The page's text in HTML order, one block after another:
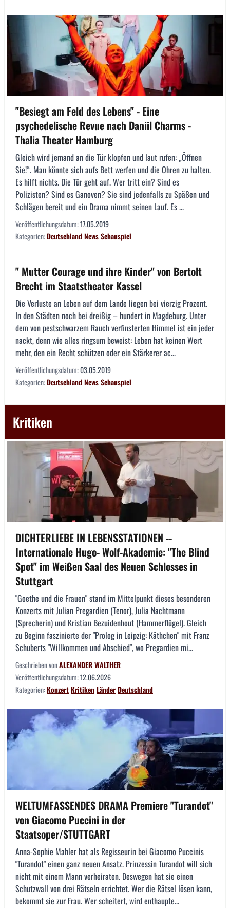
"Besiegt am Feld des Lebens" - Eine
psychedelische Revue nach Daniil Charms -
Thalia Theater Hamburg
Gleich wird jemand an die Tür klopfen und laut rufen: „Öffnen
Sie!“. Man könnte sich aufs Bett werfen und die Ohren zu halten.
Es hilft nichts. Die Tür geht auf. Wer tritt ein? Sind es
Polizisten? Sind es Ganoven? Sie sind jedenfalls zu Späßen und
Schlägen bereit und ein Drama nimmt seinen Lauf. Es ...
Veröffentlichungsdatum:17.05.2019
Kategorien:DeutschlandNewsSchauspiel
" Mutter Courage und ihre Kinder" von Bertolt
Brecht im Staatstheater Kassel
Die Verluste an Leben auf dem Lande liegen bei vierzig Prozent.
In den Städten noch bei dreißig – hundert in Magdeburg. Unter
dem von pestschwarzem Rauch verfinsterten Himmel ist ein jeder
nackt, denn wie alles ringsum beweist: Leben hat keinen Wert
mehr, den ein Recht schützen oder ein Stärkerer ac...
Veröffentlichungsdatum:03.05.2019
Kategorien:DeutschlandNewsSchauspiel
Kritiken
DICHTERLIEBE IN LEBENSSTATIONEN --
Internationale Hugo- Wolf-Akademie: "The Blind
Spot" im Weißen Saal des Neuen Schlosses in
Stuttgart
"Goethe und die Frauen" stand im Mittelpunkt dieses besonderen
Konzerts mit Julian Pregardien (Tenor), Julia Nachtmann
(Sprecherin) und Kristian Bezuidenhout (Hammerflügel). Gleich
zu Beginn faszinierte der "Prolog in Leipzig: Käthchen" mit Franz
Schuberts "Willkommen und Abschied", wo Pregardien mi...
Geschrieben vonALEXANDER WALTHER
Veröffentlichungsdatum:12.06.2026
Kategorien:KonzertKritikenLänderDeutschland
WELTUMFASSENDES DRAMA Premiere "Turandot"
von Giacomo Puccini in der
Staatsoper/STUTTGART
Anna-Sophie Mahler hat als Regisseurin bei Giacomo Puccinis
"Turandot" einen ganz neuen Ansatz. Prinzessin Turandot will sich
nicht mit einem Mann verheiraten. Deswegen hat sie einen
Schutzwall von drei Rätseln errichtet. Wer die Rätsel lösen kann,
bekommt sie zur Frau. Wer scheitert, wird enthaupte...